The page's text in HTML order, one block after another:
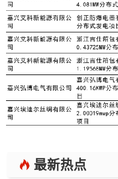
最新热点